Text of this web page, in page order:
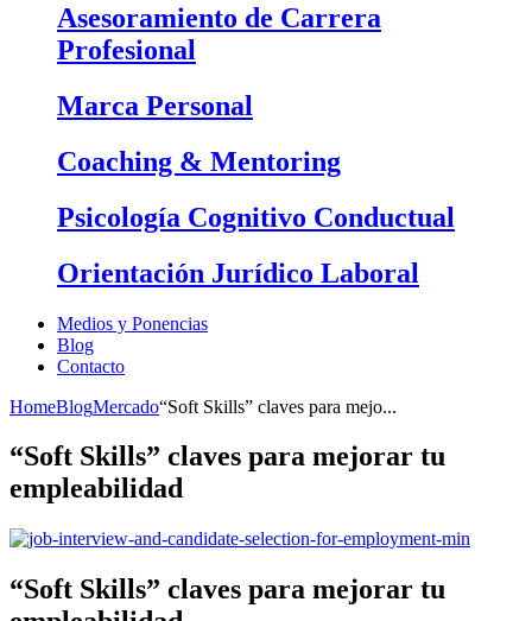
Asesoramiento de Carrera
Profesional
Marca Personal
Coaching & Mentoring
Psicología Cognitivo Conductual
Orientación Jurídico Laboral
Medios y Ponencias
Blog
Contacto
HomeBlogMercado“Soft Skills” claves para mejo...
“Soft Skills” claves para mejorar tu
empleabilidad
“Soft Skills” claves para mejorar tu